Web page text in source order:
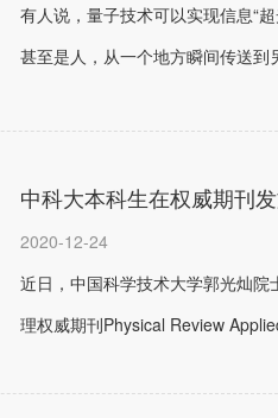
有人说，量子技术可以实现信息“
甚至是人，从一个地方瞬间传送
中科大本科生在权威期刊
2020-12-24
近日，中国科学技术大学郭光灿
理权威期刊Physical Review